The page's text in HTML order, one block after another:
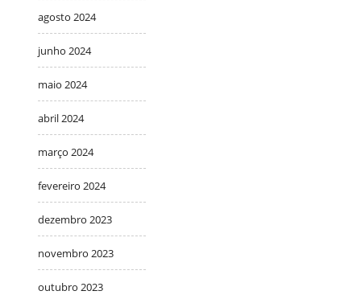
agosto 2024
junho 2024
maio 2024
abril 2024
março 2024
fevereiro 2024
dezembro 2023
novembro 2023
outubro 2023